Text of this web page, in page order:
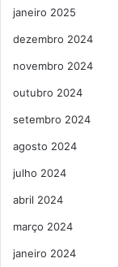
janeiro 2025
dezembro 2024
novembro 2024
outubro 2024
setembro 2024
agosto 2024
julho 2024
abril 2024
março 2024
janeiro 2024